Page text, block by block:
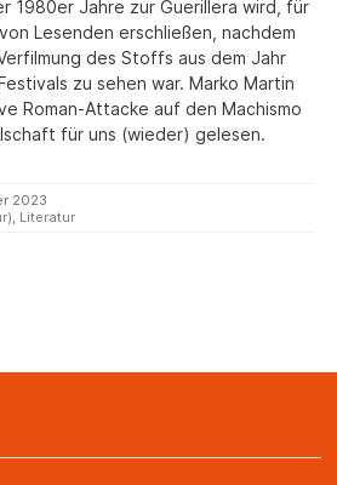
1980er Jahre zur Guerillera wird, für
Lesenden erschließen, nachdem
des Stoffs aus dem Jahr
zu sehen war. Marko Martin
Roman-Attacke auf den Machismo
für uns (wieder) gelesen.
2023
, Literatur